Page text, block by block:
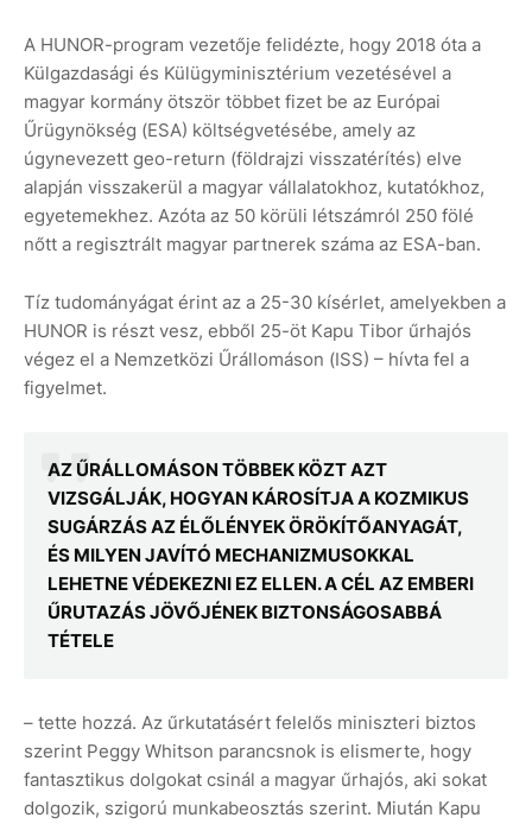
A HUNOR-program vezetője felidézte, hogy 2018 óta a
Külgazdasági és Külügyminisztérium vezetésével a
magyar kormány ötször többet fizet be az Európai
Űrügynökség (ESA) költségvetésébe, amely az
úgynevezett geo-return (földrajzi visszatérítés) elve
alapján visszakerül a magyar vállalatokhoz, kutatókhoz,
egyetemekhez. Azóta az 50 körüli létszámról 250 fölé
nőtt a regisztrált magyar partnerek száma az ESA-ban.
Tíz tudományágat érint az a 25-30 kísérlet, amelyekben a
HUNOR is részt vesz, ebből 25-öt Kapu Tibor űrhajós
végez el a Nemzetközi Űrállomáson (ISS) – hívta fel a
figyelmet.
AZ ŰRÁLLOMÁSON TÖBBEK KÖZT AZT
VIZSGÁLJÁK, HOGYAN KÁROSÍTJA A KOZMIKUS
SUGÁRZÁS AZ ÉLŐLÉNYEK ÖRÖKÍTŐANYAGÁT,
ÉS MILYEN JAVÍTÓ MECHANIZMUSOKKAL
LEHETNE VÉDEKEZNI EZ ELLEN. A CÉL AZ EMBERI
ŰRUTAZÁS JÖVŐJÉNEK BIZTONSÁGOSABBÁ
TÉTELE
– tette hozzá. Az űrkutatásért felelős miniszteri biztos
szerint Peggy Whitson parancsnok is elismerte, hogy
fantasztikus dolgokat csinál a magyar űrhajós, aki sokat
dolgozik, szigorú munkabeosztás szerint. Miután Kapu